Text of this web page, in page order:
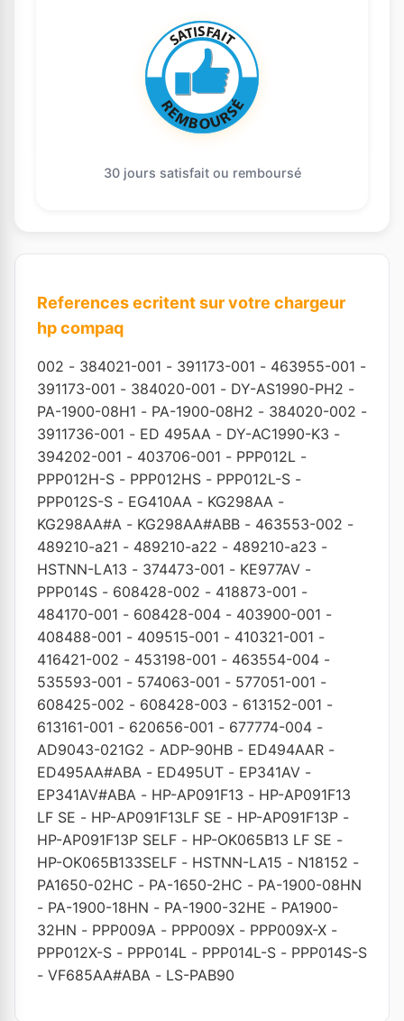
30 jours satisfait ou remboursé
References ecritent sur votre chargeur
hp compaq
002 - 384021-001 - 391173-001 - 463955-001 -
391173-001 - 384020-001 - DY-AS1990-PH2 -
PA-1900-08H1 - PA-1900-08H2 - 384020-002 -
3911736-001 - ED 495AA - DY-AC1990-K3 -
394202-001 - 403706-001 - PPP012L -
PPP012H-S - PPP012HS - PPP012L-S -
PPP012S-S - EG410AA - KG298AA -
KG298AA#A - KG298AA#ABB - 463553-002 -
489210-a21 - 489210-a22 - 489210-a23 -
HSTNN-LA13 - 374473-001 - KE977AV -
PPP014S - 608428-002 - 418873-001 -
484170-001 - 608428-004 - 403900-001 -
408488-001 - 409515-001 - 410321-001 -
416421-002 - 453198-001 - 463554-004 -
535593-001 - 574063-001 - 577051-001 -
608425-002 - 608428-003 - 613152-001 -
613161-001 - 620656-001 - 677774-004 -
AD9043-021G2 - ADP-90HB - ED494AAR -
ED495AA#ABA - ED495UT - EP341AV -
EP341AV#ABA - HP-AP091F13 - HP-AP091F13
LF SE - HP-AP091F13LF SE - HP-AP091F13P -
HP-AP091F13P SELF - HP-OK065B13 LF SE -
HP-OK065B133SELF - HSTNN-LA15 - N18152 -
PA1650-02HC - PA-1650-2HC - PA-1900-08HN
- PA-1900-18HN - PA-1900-32HE - PA1900-
32HN - PPP009A - PPP009X - PPP009X-X -
PPP012X-S - PPP014L - PPP014L-S - PPP014S-S
- VF685AA#ABA - LS-PAB90